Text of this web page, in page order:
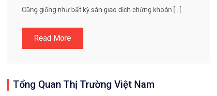
Cũng giống như bất kỳ sàn giao dịch chứng khoán […]
Read More
Tổng Quan Thị Trường Việt Nam